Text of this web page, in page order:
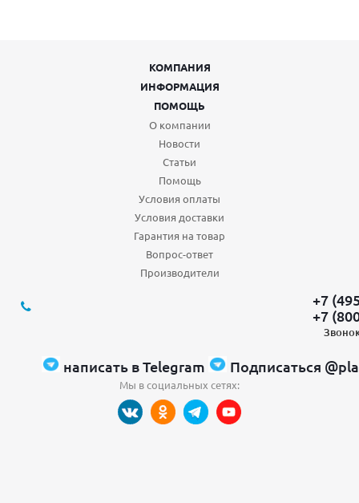
КОМПАНИЯ
ИНФОРМАЦИЯ
ПОМОЩЬ
О компании
Новости
Статьи
Помощь
Условия оплаты
Условия доставки
Гарантия на товар
Вопрос-ответ
Производители
+7
+7
написать в Telegram Подписаться
Мы в социальных сетях: